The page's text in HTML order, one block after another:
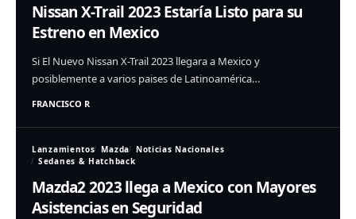
Nissan X-Trail 2023 Estaría Listo para su
Estreno en Mexico
Si El Nuevo Nissan X-Trail 2023 llegara a Mexico y
posiblemente a varios paises de Latinoamérica…
FRANCISCO R
Lanzamientos Mazda
Noticias Nacionales
Sedanes & Hatchback
Mazda2 2023 llega a Mexico con Mayores
Asistencias en Seguridad